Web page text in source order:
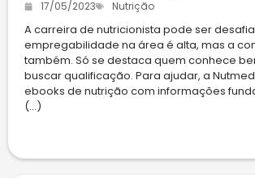
17/05/2023 Nutrição
A carreira de nutricionista pode ser
empregabilidade na área é alta, mas a
também. Só se destaca quem conhece
buscar qualificação. Para ajudar, a
ebooks de nutrição com informações
(...)